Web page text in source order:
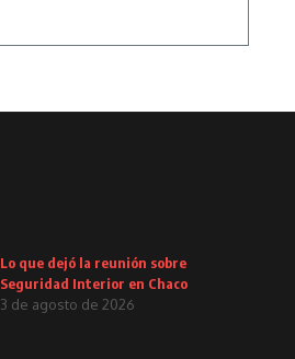
Lo que dejó la reunión sobre
Seguridad Interior en Chaco
3 de agosto de 2026